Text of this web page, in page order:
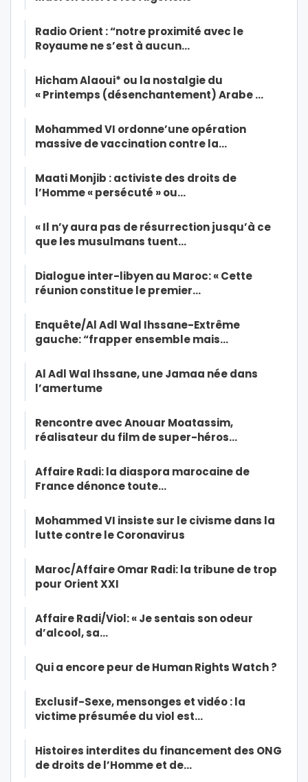
Radio Orient : “notre proximité avec le
Royaume ne s’est à aucun…
Hicham Alaoui* ou la nostalgie du
« Printemps (désenchantement) Arabe …
Mohammed VI ordonne’une opération
massive de vaccination contre la…
Maati Monjib : activiste des droits de
l’Homme « persécuté » ou…
« Il n’y aura pas de résurrection jusqu’à ce
que les musulmans tuent…
Dialogue inter-libyen au Maroc: « Cette
réunion constitue le premier…
Enquête/Al Adl Wal Ihssane-Extrême
gauche: “frapper ensemble mais…
Al Adl Wal Ihssane, une Jamaa née dans
l’amertume
Rencontre avec Anouar Moatassim,
réalisateur du film de super-héros…
Affaire Radi: la diaspora marocaine de
France dénonce toute…
Mohammed VI insiste sur le civisme dans la
lutte contre le Coronavirus
Maroc/Affaire Omar Radi: la tribune de trop
pour Orient XXI
Affaire Radi/Viol: « Je sentais son odeur
d’alcool, sa…
Qui a encore peur de Human Rights Watch ?
Exclusif-Sexe, mensonges et vidéo : la
victime présumée du viol est…
Histoires interdites du financement des ONG
de droits de l’Homme et de…